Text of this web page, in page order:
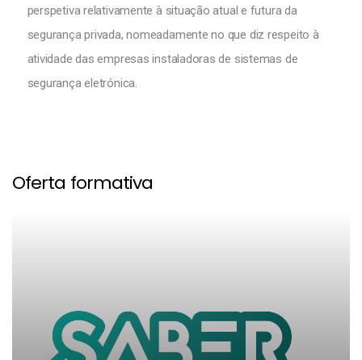
perspetiva relativamente à situação atual e futura da
segurança privada, nomeadamente no que diz respeito à
atividade das empresas instaladoras de sistemas de
segurança eletrónica.
Oferta formativa